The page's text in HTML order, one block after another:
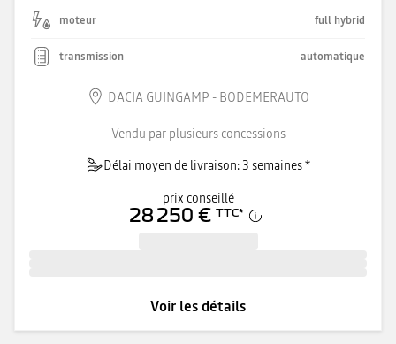
moteur full hybrid
transmission automatique
DACIA GUINGAMP - BODEMERAUTO
Vendu par plusieurs concessions
Délai moyen de livraison: 3 semaines *
prix conseillé
28 250 € TTC*
Voir les détails